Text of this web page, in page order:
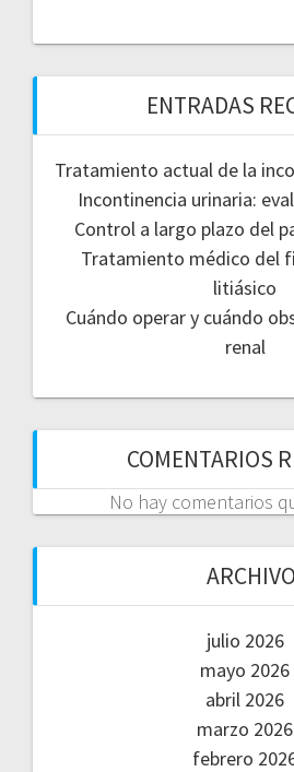
ENTRADAS
Tratamiento actual de la
Incontinencia urinaria:
Control a largo plazo del
Tratamiento médico del
litiásico
Cuándo operar y cuándo
renal
COMENTARIOS
No hay comentarios
julio 2026
mayo 2026
abril 2026
marzo 2026
febrero